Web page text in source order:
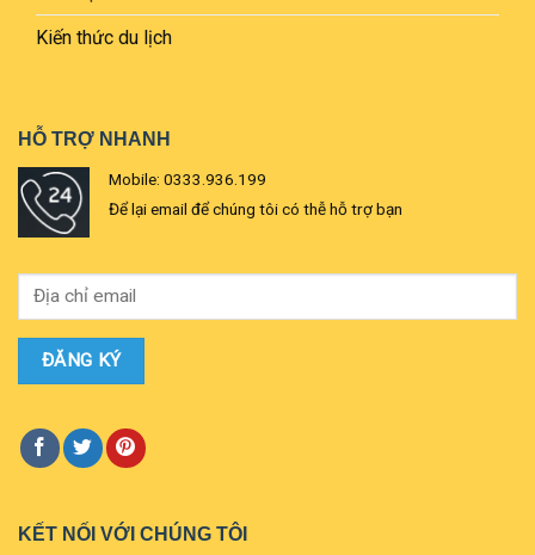
Kiến thức du lịch
HỖ TRỢ NHANH
Mobile: 0333.936.199
Để lại email để chúng tôi có thễ hỗ trợ bạn
KẾT NỐI VỚI CHÚNG TÔI